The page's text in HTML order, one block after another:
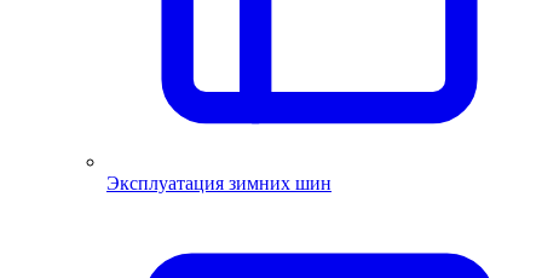
Эксплуатация зимних шин